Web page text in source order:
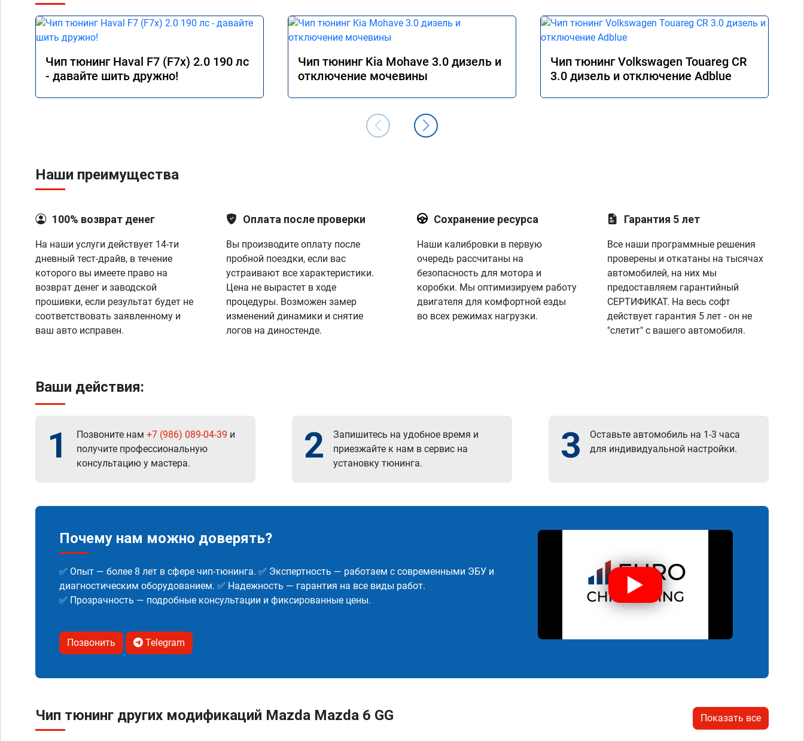
а летит прям. Парням благодарность!!!!
Чип тюнинг Haval F7 (F7x) 2.0 190 лс
- давайте шить дружно!
Чип тюнинг Kia Mohave 3.0 дизель и
отключение мочевины
Чип тюнинг Volkswagen Touareg CR
3.0 дизель и отключение Adblue
Наши преимущества
100% возврат денег
На наши услуги действует 14-ти
дневный тест-драйв, в течение
которого вы имеете право на
возврат денег и заводской
прошивки, если результат будет не
соответствовать заявленному и
ваш авто исправен.
Оплата после проверки
Вы производите оплату после
пробной поездки, если вас
устраивают все характеристики.
Цена не вырастет в ходе
процедуры. Возможен замер
изменений динамики и снятие
логов на диностенде.
Сохранение ресурса
Наши калибровки в первую
очередь рассчитаны на
безопасность для мотора и
коробки. Мы оптимизируем работу
двигателя для комфортной езды
во всех режимах нагрузки.
Гарантия 5 лет
Все наши программные решения
проверены и откатаны на тысячах
автомобилей, на них мы
предоставляем гарантийный
СЕРТИФИКАТ. На весь софт
действует гарантия 5 лет - он не
"слетит" с вашего автомобиля.
Ваши действия:
1 Позвоните нам +7 (986) 089-04-39 и
получите профессиональную
консультацию у мастера.
2
Запишитесь на удобное время и
приезжайте к нам в сервис на
установку тюнинга.
3
Оставьте автомобиль на 1-3 часа
для индивидуальной настройки.
Почему нам можно доверять?
✅ Опыт — более 8 лет в сфере чип-тюнинга. ✅ Экспертность — работаем с современными ЭБУ и
диагностическим оборудованием. ✅ Надежность — гарантия на все виды работ.
✅ Прозрачность — подробные консультации и фиксированные цены.
Позвонить Telegram
Чип тюнинг других модификаций Mazda Mazda 6 GG Показать все